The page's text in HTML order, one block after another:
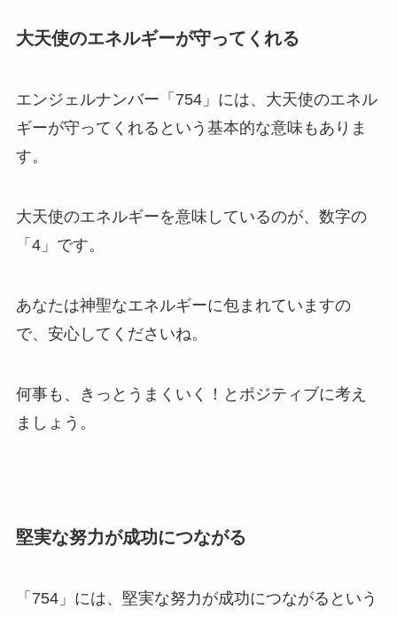
大天使のエネルギーが守ってくれる
エンジェルナンバー「754」には、大天使のエネル
ギーが守ってくれるという基本的な意味もありま
す。
大天使のエネルギーを意味しているのが、数字の
「4」です。
あなたは神聖なエネルギーに包まれていますの
で、安心してくださいね。
何事も、きっとうまくいく！とポジティブに考え
ましょう。
堅実な努力が成功につながる
「754」には、堅実な努力が成功につながるという